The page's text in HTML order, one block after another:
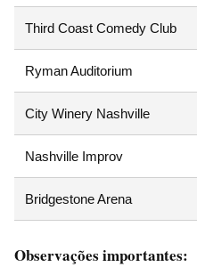
Third Coast Comedy Club
Ryman Auditorium
City Winery Nashville
Nashville Improv
Bridgestone Arena
Observações importantes: